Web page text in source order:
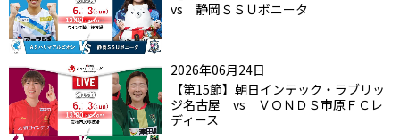
vs 静岡ＳＳＵボニータ
2026年06月24日
【第15節】朝日インテック・ラブリッ
ジ名古屋 vs ＶＯＮＤＳ市原ＦＣレ
ディース